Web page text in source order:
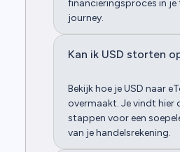
financieringsproces in je
journey.
Kan ik USD storten
Bekijk hoe je USD naar
overmaakt. Je vindt hier
stappen voor een
van je handelsrekening.